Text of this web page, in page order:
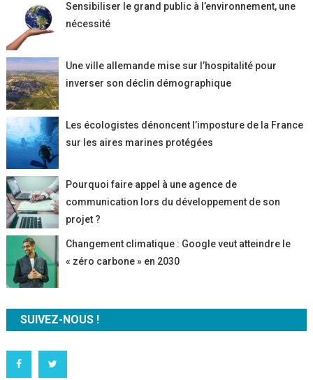
Sensibiliser le grand public à l’environnement, une
nécessité
Une ville allemande mise sur l’hospitalité pour
inverser son déclin démographique
Les écologistes dénoncent l’imposture de la France
sur les aires marines protégées
Pourquoi faire appel à une agence de
communication lors du développement de son
projet ?
Changement climatique : Google veut atteindre le
« zéro carbone » en 2030
SUIVEZ-NOUS !